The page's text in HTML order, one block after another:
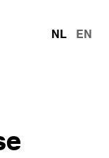
talen
NL EN